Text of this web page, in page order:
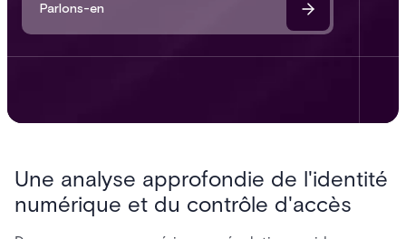
Parlons-en
Une analyse approfondie de l'identité
numérique et du contrôle d'accès